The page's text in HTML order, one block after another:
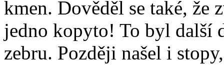
kmen. Dověděl se také, že
jedno kopyto! To byl další
zebru. Později našel i